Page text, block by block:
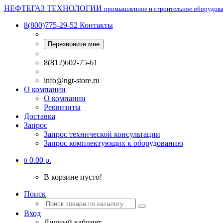
НЕФТЕГАЗ ТЕХНОЛОГИИ промышленное и строительное
8(800)775-29-52 Контакты
Перезвоните мне
8(812)602-75-61
info@ngt-store.ru
О компании
О компании
Реквизиты
Доставка
Запрос
Запрос технической консультации
Запрос комплектующих к оборудованию
0 0.00 р.
В корзине пусто!
Поиск
Вход